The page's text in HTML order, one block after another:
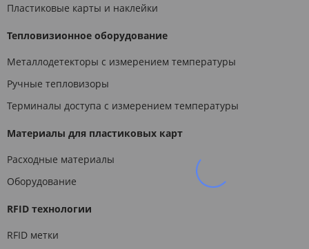
Пластиковые карты и наклейки
Тепловизионное оборудование
Металлодетекторы с измерением температуры
Ручные тепловизоры
Терминалы доступа с измерением температуры
Материалы для пластиковых карт
Расходные материалы
Оборудование
RFID технологии
RFID метки